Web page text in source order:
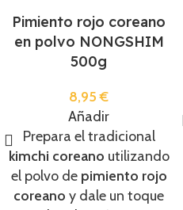
Pimiento rojo coreano
en polvo NONGSHIM
500g
8,95€
Añadir
Prepara el tradicional
kimchi coreano utilizando
el polvo de pimiento rojo
coreano y dale un toque